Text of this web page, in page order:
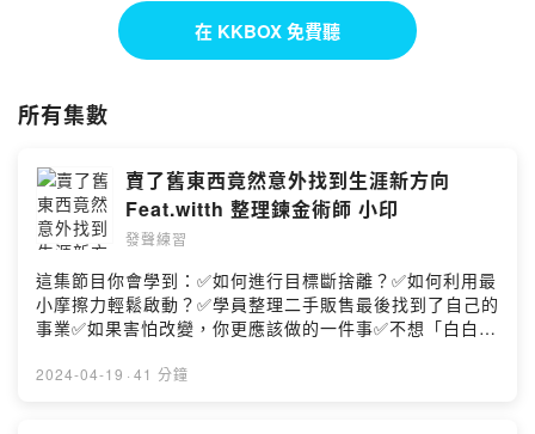
在 KKBOX 免費聽
所有集數
賣了舊東西竟然意外找到生涯新方向
Feat.witth 整理鍊金術師 小印
發聲練習
這集節目你會學到：✅如何進行目標斷捨離？✅如何利用最
小摩擦力輕鬆啟動？✅學員整理二手販售最後找到了自己的
事業✅如果害怕改變，你更應該做的一件事✅不想「白白損
多？🌟二手販售陪伴課
2024-04-19 · 41 分鐘